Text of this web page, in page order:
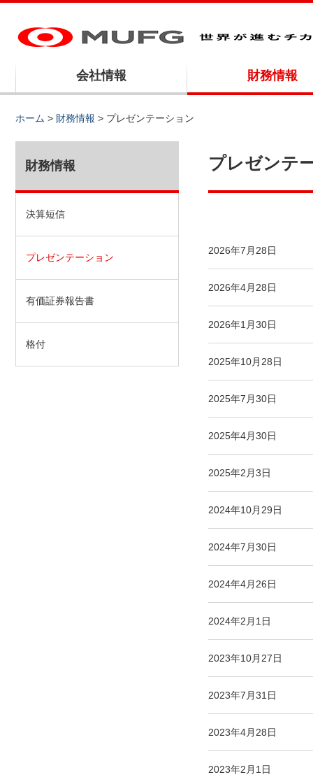
会社情報 財務情報
ホーム > 財務情報 > プレゼンテーション
プレゼンテ
2026年7月28日
2026年4月28日
2026年1月30日
2025年10月28日
2025年7月30日
2025年4月30日
2025年2月3日
2024年10月29日
2024年7月30日
2024年4月26日
2024年2月1日
2023年10月27日
2023年7月31日
2023年4月28日
2023年2月1日
財務情報
決算短信
プレゼンテーション
有価証券報告書
格付